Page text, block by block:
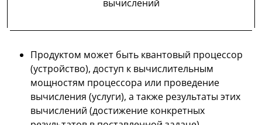
вычислений
Продуктом может быть квантовый процессор
(устройство), доступ к вычислительным
мощностям процессора или проведение
вычисления (услуги), а также результаты этих
вычислений (достижение конкретных